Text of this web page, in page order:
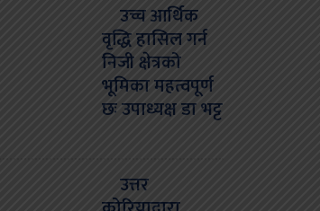
उच्च आर्थिक
वृद्धि हासिल गर्न
निजी क्षेत्रको
भूमिका महत्वपूर्ण
छः उपाध्यक्ष डा भट्ट
उत्तर